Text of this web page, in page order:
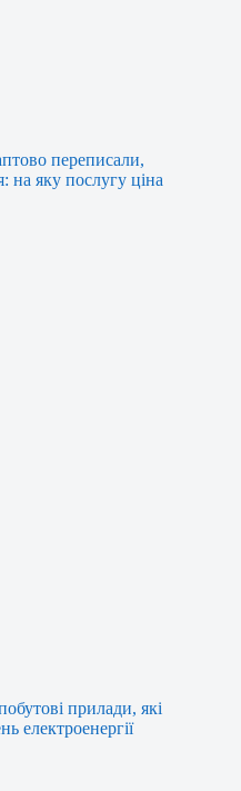
переписали,
на яку послугу ціна
прилади, які
електроенергії